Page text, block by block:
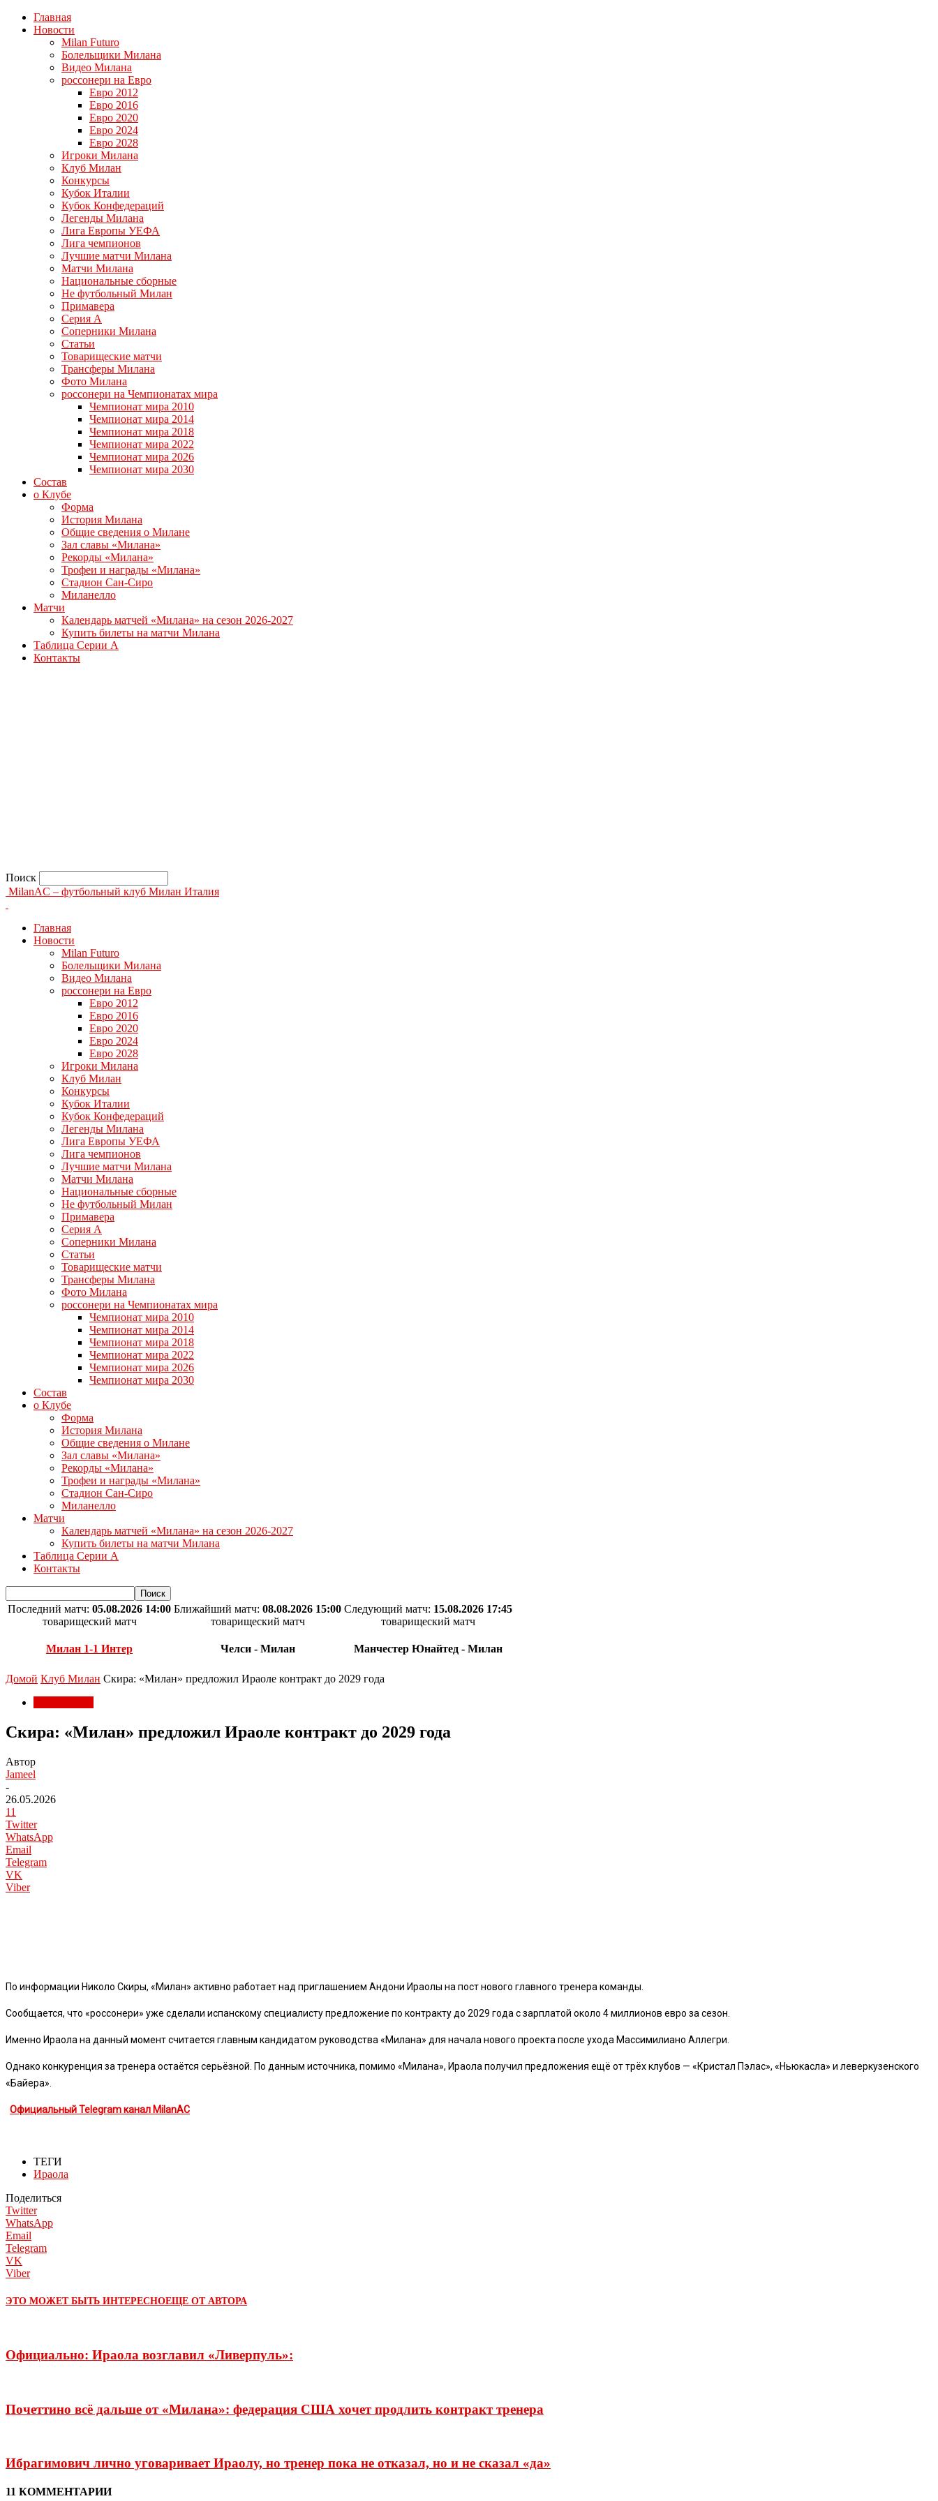
Главная
Новости
Milan Futuro
Болельщики Милана
Видео Милана
россонери на Евро
Евро 2012
Евро 2016
Евро 2020
Евро 2024
Евро 2028
Игроки Милана
Клуб Милан
Конкурсы
Кубок Италии
Кубок Конфедераций
Легенды Милана
Лига Европы УЕФА
Лига чемпионов
Лучшие матчи Милана
Матчи Милана
Национальные сборные
Не футбольный Милан
Примавера
Серия А
Соперники Милана
Статьи
Товарищеские матчи
Трансферы Милана
Фото Милана
россонери на Чемпионатах мира
Чемпионат мира 2010
Чемпионат мира 2014
Чемпионат мира 2018
Чемпионат мира 2022
Чемпионат мира 2026
Чемпионат мира 2030
Состав
о Клубе
Форма
История Милана
Общие сведения о Милане
Зал славы «Милана»
Рекорды «Милана»
Трофеи и награды «Милана»
Стадион Сан-Сиро
Миланелло
Матчи
Календарь матчей «Милана» на сезон 2026-2027
Купить билеты на матчи Милана
Таблица Серии А
Контакты
Поиск
MilanAC – футбольный клуб Милан Италия
Главная
Новости
Milan Futuro
Болельщики Милана
Видео Милана
россонери на Евро
Евро 2012
Евро 2016
Евро 2020
Евро 2024
Евро 2028
Игроки Милана
Клуб Милан
Конкурсы
Кубок Италии
Кубок Конфедераций
Легенды Милана
Лига Европы УЕФА
Лига чемпионов
Лучшие матчи Милана
Матчи Милана
Национальные сборные
Не футбольный Милан
Примавера
Серия А
Соперники Милана
Статьи
Товарищеские матчи
Трансферы Милана
Фото Милана
россонери на Чемпионатах мира
Чемпионат мира 2010
Чемпионат мира 2014
Чемпионат мира 2018
Чемпионат мира 2022
Чемпионат мира 2026
Чемпионат мира 2030
Состав
о Клубе
Форма
История Милана
Общие сведения о Милане
Зал славы «Милана»
Рекорды «Милана»
Трофеи и награды «Милана»
Стадион Сан-Сиро
Миланелло
Матчи
Календарь матчей «Милана» на сезон 2026-2027
Купить билеты на матчи Милана
Таблица Серии А
Контакты
Последний матч: 05.08.2026 14:00
товарищеский матч
Милан 1-1 Интер
Ближайший матч: 08.08.2026 15:00
товарищеский матч
Челси - Милан
Следующий матч: 15.08.2026 17:45
товарищеский матч
Манчестер Юнайтед - Милан
Домой Клуб Милан Скира: «Милан» предложил Ираоле контракт до 2029 года
Скира: «Милан» предложил Ираоле контракт до 2029 года
Автор
Jameel
-
26.05.2026
11
Twitter
WhatsApp
Email
Telegram
VK
Viber
По информации Николо Скиры, «Милан» активно работает над приглашением Андони Ираолы на пост нового главного тренера команды.
Сообщается, что «россонери» уже сделали испанскому специалисту предложение по контракту до 2029 года с зарплатой около 4 миллионов евро за сезон.
Именно Ираола на данный момент считается главным кандидатом руководства «Милана» для начала нового проекта после ухода Массимилиано Аллегри.
Однако конкуренция за тренера остаётся серьёзной. По данным источника, помимо «Милана», Ираола получил предложения ещё от трёх клубов — «Кристал Пэлас», «Ньюкасла» и леверкузенского
«Байера».
Официальный Telegram канал MilanAC
ТЕГИ
Ираола
Поделиться
Twitter
WhatsApp
Email
Telegram
VK
Viber
ЭТО МОЖЕТ БЫТЬ ИНТЕРЕСНОЕЩЕ ОТ АВТОРА
Официально: Ираола возглавил «Ливерпуль»:
Почеттино всё дальше от «Милана»: федерация США хочет продлить контракт тренера
Ибрагимович лично уговаривает Ираолу, но тренер пока не отказал, но и не сказал «да»
11 КОММЕНТАРИИ